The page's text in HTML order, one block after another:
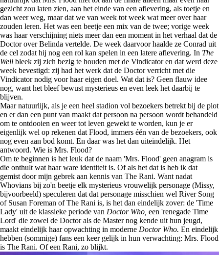
gezicht zou laten zien, aan het einde van een aflevering, als toetje en
dan weer weg, maar dat we van week tot week wat meer over haar
zouden leren. Het was een beetje een mix van de twee; vorige week
was haar verschijning niets meer dan een moment in het verhaal dat de
Doctor over Belinda vertelde. De week daarvoor haalde ze Conrad uit
de cel zodat hij nog een rol kan spelen in een latere aflevering. In The
Well bleek zij zich bezig te houden met de Vindicator en dat werd deze
week bevestigd: zij had het werk dat de Doctor verricht met die
Vindicator nodig voor haar eigen doel. Wat dat is? Geen flauw idee
nog, want het bleef bewust mysterieus en even leek het daarbij te
blijven.
Maar natuurlijk, als je een heel stadion vol bezoekers betrekt bij de plot
en er dan een punt van maakt dat persoon na persoon wordt behandeld
om te ontdooien en weer tot leven gewekt te worden, kun je er
eigenlijk wel op rekenen dat Flood, immers één van de bezoekers, ook
nog even aan bod komt. En daar was het dan uiteindelijk. Het
antwoord. Wie is Mrs. Flood?
Om te beginnen is het leuk dat de naam 'Mrs. Flood' geen anagram is
die onthult wat haar ware identiteit is. Of als het dat is heb ik dat
gemist door mijn gebrek aan kennis van The Rani. Want nadat
Whovians bij zo'n beetje elk mysterieus vrouwelijk personage (Missy,
bijvoorbeeld) speculeren dat dat personage misschien wel River Song
of Susan Foreman of The Rani is, is het dan eindelijk zover: de 'Time
Lady' uit de klassieke periode van Doctor Who, een 'renegade Time
Lord' die zowel de Doctor als de Master nog kende uit hun jeugd,
maakt eindelijk haar opwachting in moderne Doctor Who. En eindelijk
hebben (sommige) fans een keer gelijk in hun verwachting: Mrs. Flood
is The Rani. Of een Rani, zo blijkt.